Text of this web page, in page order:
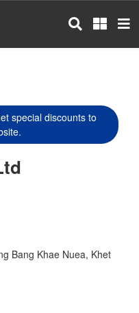
special discounts to
Bang Khae Nuea, Khet